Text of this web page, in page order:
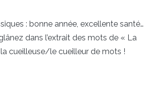
: bonne année, excellente santé…
dans l’extrait des mots de « La
cueilleuse/le cueilleur de mots !